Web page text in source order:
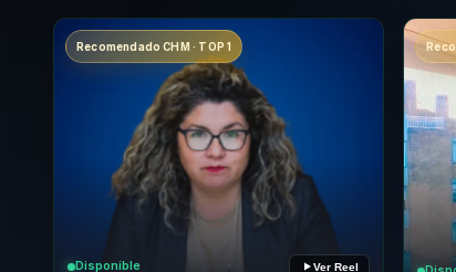
Recomendado CHM · TOP 1
Disponible Ver Reel